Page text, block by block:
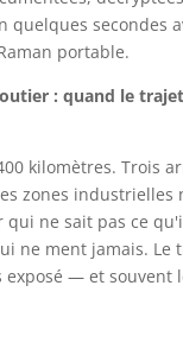
quelques secondes
portable.
: quand le
kilomètres. Trois
zones industrielles
qui ne sait pas ce
ne ment jamais. Le
exposé — et souvent